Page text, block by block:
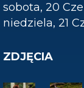
sobota, 20
niedziela, 21
ZDJĘCIA